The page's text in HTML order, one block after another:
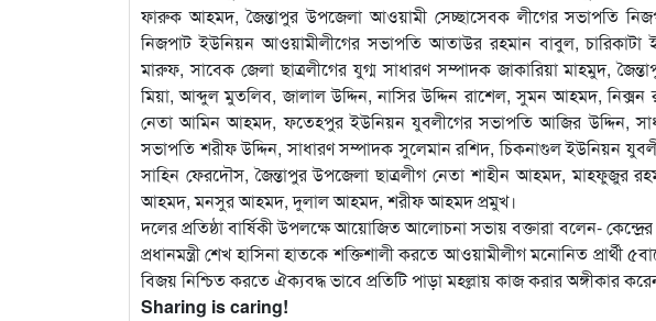
ফারুক আহমদ, জৈন্তাপুর উপজেলা আওয়ামী সেচ্ছাসেবক লীগের সভাপতি
নিজপাট ইউনিয়ন আওয়ামীলীগের সভাপতি আতাউর রহমান বাবুল,
মারুফ, সাবেক জেলা ছাত্রলীগের যুগ্ম সাধারণ সম্পাদক জাকারিয়া মাহমুদ,
মিয়া, আব্দুল মুতলিব, জালাল উদ্দিন, নাসির উদ্দিন রাশেল, সুমন আহমদ, নিক্সন
নেতা আমিন আহমদ, ফতেহপুর ইউনিয়ন যুবলীগের সভাপতি আজির উদ্দিন,
সভাপতি শরীফ উদ্দিন, সাধারণ সম্পাদক সুলেমান রশিদ, চিকনাগুল ইউনিয়ন
সাহিন ফেরদৌস, জৈন্তাপুর উপজেলা ছাত্রলীগ নেতা শাহীন আহমদ,
আহমদ, মনসুর আহমদ, দুলাল আহমদ, শরীফ আহমদ প্রমুখ।
দলের প্রতিষ্ঠা বার্ষিকী উপলক্ষে আয়োজিত আলোচনা সভায় বক্তারা বলেন-
প্রধানমন্ত্রী শেখ হাসিনা হাতকে শক্তিশালী করতে আওয়ামীলীগ মনোনিত প্রার্থী
বিজয় নিশ্চিত করতে ঐক্যবদ্ধ ভাবে প্রতিটি পাড়া মহল্লায় কাজ করার অঙ্গীকার
Sharing is caring!